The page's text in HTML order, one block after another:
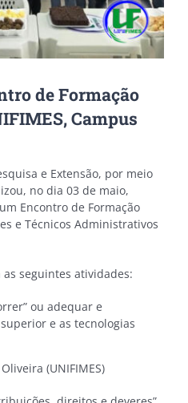
de Formação
Campus
e Extensão, por meio
no dia 03 de maio,
Encontro de Formação
e Técnicos Administrativos
seguintes atividades:
ou adequar e
e as tecnologias
(UNIFIMES)